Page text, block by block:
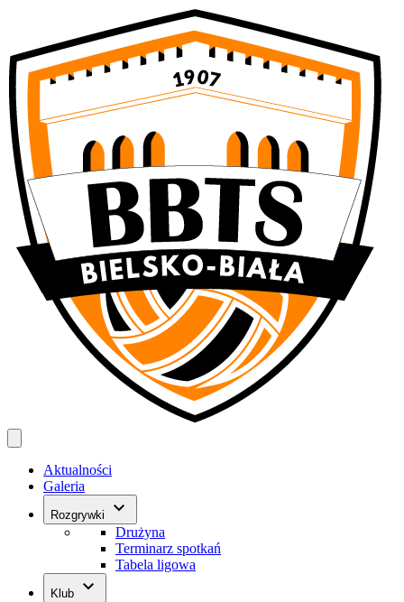
Aktualności
Galeria
Rozgrywki keyboard_arrow_down
Drużyna
Terminarz spotkań
Tabela ligowa
Klub keyboard_arrow_down